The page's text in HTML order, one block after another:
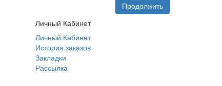
Продолжить
Личный Кабинет
Личный Кабинет
История заказов
Закладки
Рассылка